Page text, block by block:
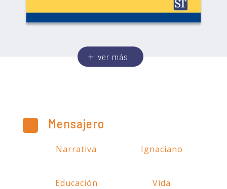
ver más
Mensajero
Narrativa Ignaciano
Educación Vida